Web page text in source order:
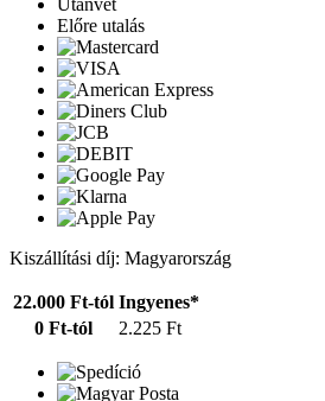
Utánvét
Előre utalás
Kiszállítási díj: Magyarország
22.000 Ft-tól Ingyenes*
0 Ft-tól
2.225 Ft